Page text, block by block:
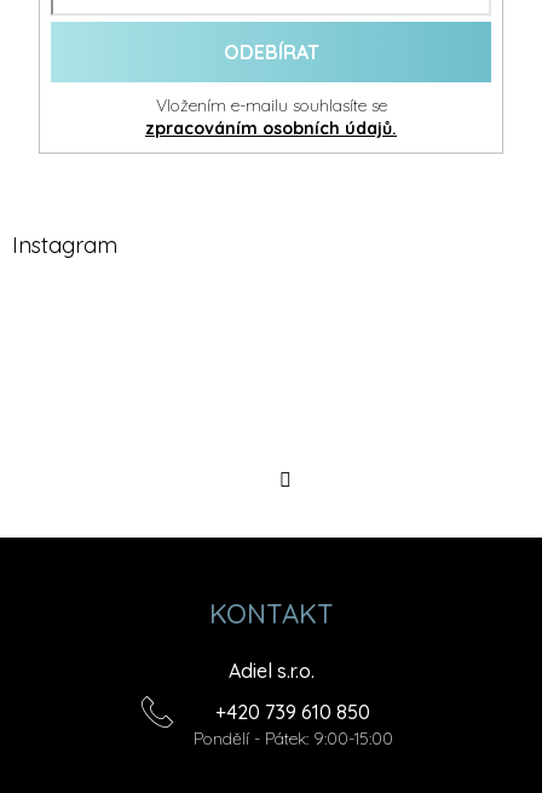
ODEBÍRAT
Vložením e-mailu souhlasíte se
zpracováním osobních údajů.
Instagram
KONTAKT
Adiel s.r.o.
+420 739 610 850
Pondělí - Pátek: 9:00-15:00